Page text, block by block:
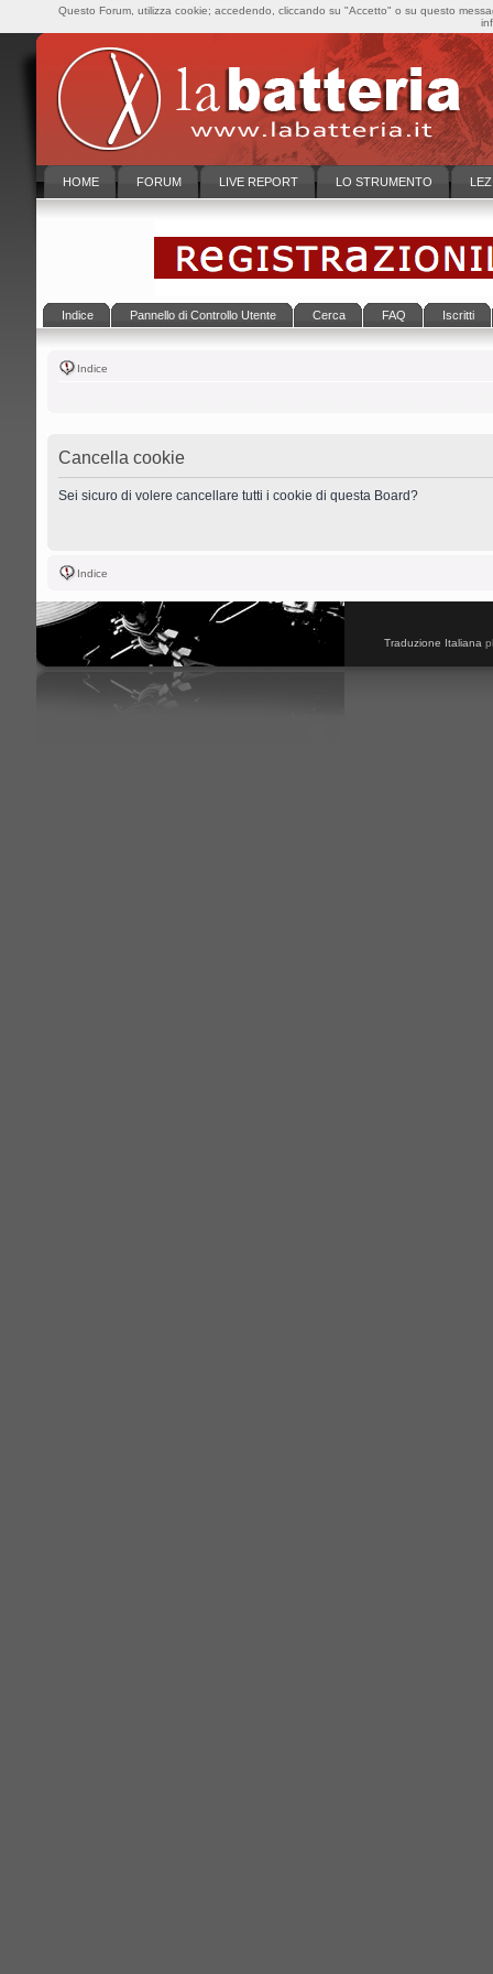
HOME FORUM LIVE REPORT LO STRUMENTO
Indice Pannello di Controllo Utente Cerca FAQ Iscritti
Indice
Cancella cookie
Sei sicuro di volere cancellare tutti i cookie di questa Board?
Indice
Traduzione Italiana
Questo Forum, utilizza cookie; accedendo, cliccando su "Accetto" o su questo